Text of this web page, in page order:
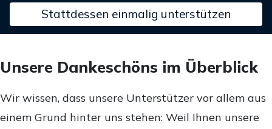
Stattdessen einmalig unterstützen
Unsere Dankeschöns im Überblick
Wir wissen, dass unsere Unterstützer vor allem aus
einem Grund hinter uns stehen: Weil Ihnen unsere